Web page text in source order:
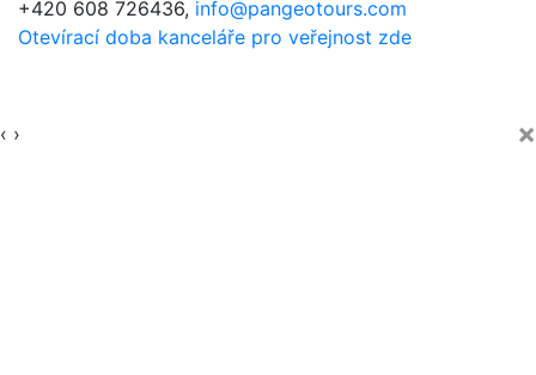
+420 608 726436, info@pangeotours.com
Otevírací doba kanceláře pro veřejnost zde
‹ › ×